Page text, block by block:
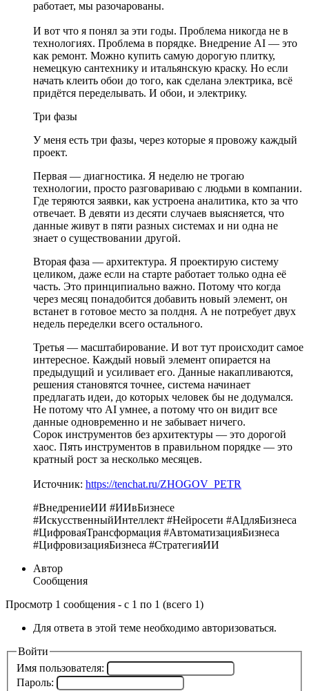
работает, мы разочарованы.
И вот что я понял за эти годы. Проблема никогда не в
технологиях. Проблема в порядке. Внедрение AI — это
как ремонт. Можно купить самую дорогую плитку,
немецкую сантехнику и итальянскую краску. Но если
начать клеить обои до того, как сделана электрика, всё
придётся переделывать. И обои, и электрику.
Три фазы
У меня есть три фазы, через которые я провожу каждый
проект.
Первая — диагностика. Я неделю не трогаю
технологии, просто разговариваю с людьми в компании.
Где теряются заявки, как устроена аналитика, кто за что
отвечает. В девяти из десяти случаев выясняется, что
данные живут в пяти разных системах и ни одна не
знает о существовании другой.
Вторая фаза — архитектура. Я проектирую систему
целиком, даже если на старте работает только одна её
часть. Это принципиально важно. Потому что когда
через месяц понадобится добавить новый элемент, он
встанет в готовое место за полдня. А не потребует двух
недель переделки всего остального.
Третья — масштабирование. И вот тут происходит самое
интересное. Каждый новый элемент опирается на
предыдущий и усиливает его. Данные накапливаются,
решения становятся точнее, система начинает
предлагать идеи, до которых человек бы не додумался.
Не потому что AI умнее, а потому что он видит все
данные одновременно и не забывает ничего.
Сорок инструментов без архитектуры — это дорогой
хаос. Пять инструментов в правильном порядке — это
кратный рост за несколько месяцев.
Источник: https://tenchat.ru/ZHOGOV_PETR
#ВнедрениеИИ #ИИвБизнесе
#ИскусственныйИнтеллект #Нейросети #AIдляБизнеса
#ЦифроваяТрансформация #АвтоматизацияБизнеса
#ЦифровизацияБизнеса #СтратегияИИ
Автор
Сообщения
Просмотр 1 сообщения - с 1 по 1 (всего 1)
Для ответа в этой теме необходимо авторизоваться.
Войти
Имя пользователя:
Пароль: